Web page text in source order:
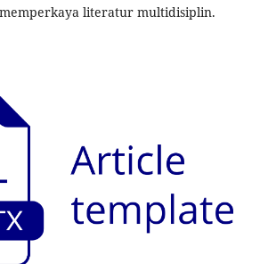
literatur multidisiplin.